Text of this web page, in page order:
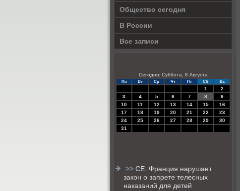
Общество сегодня
В России
Все записи
Сегодня: Суббота, 8 Августа
Пн Вт Ср Чт Пт Сб Вс
1
2
3
4 5 6 7 8
9
10
11 12 13 14 15
16
17
18 19 20 21 22
23
24
25 26 27 28 29
30
31
>> СЕ: Франция нарушает
закон о запрете телесных
наказаний для детей